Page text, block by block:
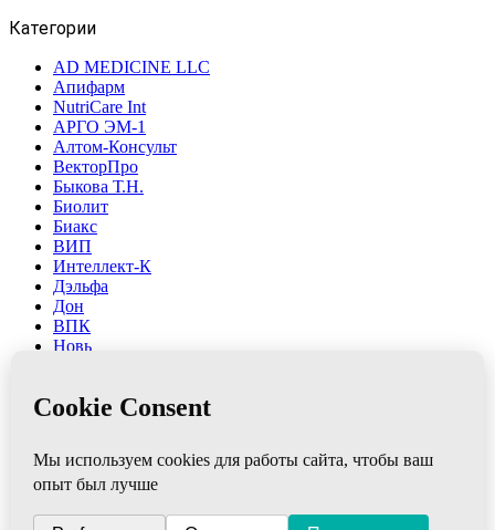
Категории
AD MEDICINE LLC
Апифарм
NutriCare Int
АРГО ЭМ-1
Алтом-Консульт
ВекторПро
Быкова Т.Н.
Биолит
Биакс
ВИП
Интеллект-К
Дэльфа
Дон
ВПК
Новь
Ляпко
ЮГ
Элмет-СПб